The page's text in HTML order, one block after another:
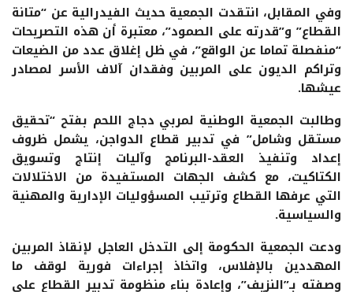
وفي المقابل، انتقدت الجمعية حديث الفيدرالية عن “متانة
القطاع” و”قدرته على الصمود”، معتبرة أن هذه التصريحات
“منفصلة تماما عن الواقع”، في ظل إغلاق عدد من الضيعات
وتراكم الديون على المربين وفقدان آلاف الأسر لمصادر
عيشها.
وطالبت الجمعية الوطنية لمربي دجاج اللحم بفتح “تحقيق
مستقل وشامل” في تدبير قطاع الدواجن، يشمل ظروف
إعداد وتنفيذ العقد-البرنامج وآليات إنتاج وتسويق
الكتاكيت، مع كشف الجهات المستفيدة من الاختلالات
التي عرفها القطاع وترتيب المسؤوليات الإدارية والمهنية
والسياسية.
ودعت الجمعية الحكومة إلى التدخل العاجل لإنقاذ المربين
المهددين بالإفلاس، واتخاذ إجراءات فورية لوقف ما
وصفته بـ”النزيف”، وإعادة بناء منظومة تدبير القطاع على